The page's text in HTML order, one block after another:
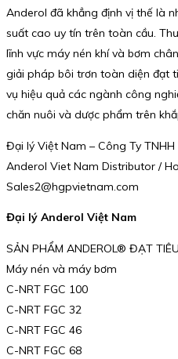
Anderol đã khẳng định vị thế là
suất cao uy tín trên toàn cầu.
lĩnh vực máy nén khí và bơm
giải pháp bôi trơn toàn diện đạt
vụ hiệu quả các ngành công
chăn nuôi và dược phẩm trên
Đại lý Việt Nam – Công Ty
Anderol Viet Nam Distributor /
Sales2@hgpvietnam.com
Đại lý Anderol Việt Nam
SẢN PHẨM ANDEROL® ĐẠT
Máy nén và máy bơm
C-NRT FGC 100
C-NRT FGC 32
C-NRT FGC 46
C-NRT FGC 68